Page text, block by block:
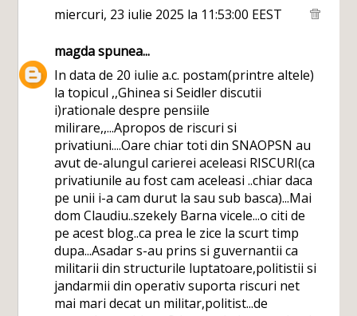
miercuri, 23 iulie 2025 la 11:53:00 EEST
magdaspunea...
In data de 20 iulie a.c. postam(printre altele)
la topicul ,,Ghinea si Seidler discutii
i)rationale despre pensiile
milirare,,...Apropos de riscuri si
privatiuni....Oare chiar toti din SNAOPSN au
avut de-alungul carierei aceleasi RISCURI(ca
privatiunile au fost cam aceleasi ..chiar daca
pe unii i-a cam durut la sau sub basca)...Mai
dom Claudiu..szekely Barna vicele...o citi de
pe acest blog..ca prea le zice la scurt timp
dupa...Asadar s-au prins si guvernantii ca
militarii din structurile luptatoare,politistii si
jandarmii din operativ suporta riscuri net
mai mari decat un militar,politist...de